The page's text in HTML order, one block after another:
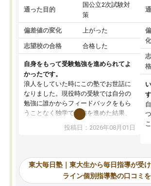
通った目的
国公立2次試験対
策
偏差値の変化 上がった
志望校の合格 合格した
自身をもって受験勉強を進められてよ
かったです。
浪人をしていた時にこの塾でお世話に
なりました。現役時の受験では自分の
勉強に誰かからフィードバックをもら
うことなく独学で勉強を進めた結果、
入試本番に地歴の学習が間に合わず不
合格となってしまいました。その経験
東大毎日塾にたどり着きました。学習
の長期計画や日々の勉強のやり方につ
いて客観的なアドバイスをいただけた
投稿日：2026年08月01日
化
格
す
東大毎日塾｜東大生から毎日指導が受
ライン個別指導塾の口コミ